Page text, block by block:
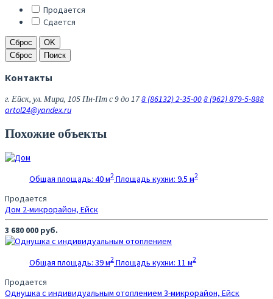
Продается
Сдается
Сброс
OK
Сброс
Поиск
Контакты
г. Ейск, ул. Мира, 105Пн-Пт с 9 до 178 (86132) 2-35-008 (962) 879-5-888
artol24@yandex.ru
Похожие объекты
Общая площадь: 40 м2 Площадь кухни: 9.5 м2
Продается
Дом 2-микрорайон, Ейск
3 680 000 руб.
Общая площадь: 39 м2 Площадь кухни: 11 м2
Продается
Однушка с индивидуальным отоплением 3-микрорайон, Ейск